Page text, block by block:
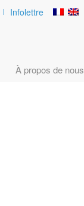
Infolettre
À propos de nous